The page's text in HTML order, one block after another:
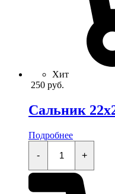
Хит
250 руб.
Сальник
Подробнее
-
22x29x4 +